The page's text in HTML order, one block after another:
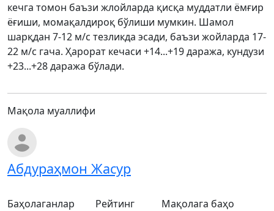
кечга томон баъзи жлойларда қисқа муддатли ёмғир
ёғиши, момақалдироқ бўлиши мумкин. Шамол
шарқдан 7-12 м/с тезликда эсади, баъзи жойларда 17-
22 м/с гача. Ҳарорат кечаси +14...+19 даража, кундузи
+23...+28 даража бўлади.
Мақола муаллифи
Абдураҳмон Жасур
Баҳолаганлар
Рейтинг
Мақолага баҳо